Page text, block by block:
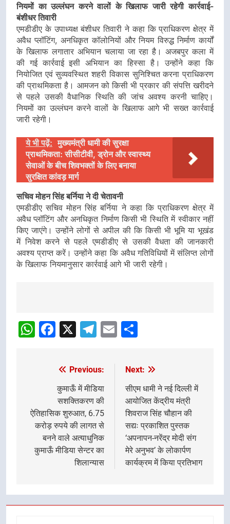
नियमों का उल्लंघन करने वालों के खिलाफ जारी रहेगी कार्रवाई-
बंशीधर तिवारी
एमडीडीए के उपाध्यक्ष बंशीधर तिवारी ने कहा कि प्राधिकरण क्षेत्र में
अवैध प्लॉटिंग, अनधिकृत कॉलोनियों और नियम विरुद्ध निर्माण कार्यों
के खिलाफ लगातार अभियान चलाया जा रहा है। अजबपुर कला में
की गई कार्रवाई इसी अभियान का हिस्सा है। उन्होंने कहा कि
नियोजित एवं सुव्यवस्थित शहरी विकास सुनिश्चित करना प्राधिकरण
की प्राथमिकता है। आमजन को किसी भी प्रकार की संपत्ति खरीदने
से पहले उसकी वैधानिक स्थिति की जांच अवश्य करनी चाहिए।
नियमों का उल्लंघन करने वालों के खिलाफ आगे भी सख्त कार्रवाई
जारी रहेगी।
ये भी पढ़ें: मुख्यमंत्री धामी की सुरक्षा
प्राथमिकता: सीसीटीवी, ड्रोन और स्वास्थ्य
सेवाओं के बीच शिवभक्तों के लिए बनाया
सुरक्षित कांवड़ मार्ग
सचिव मोहन सिंह बर्निया ने दी चेतावनी
एमडीडीए सचिव मोहन सिंह बर्निया ने कहा कि प्राधिकरण क्षेत्र में
अवैध प्लॉटिंग और अनधिकृत निर्माण किसी भी स्थिति में स्वीकार नहीं
किए जाएंगे। उन्होंने लोगों से अपील की कि किसी भी भूमि या भूखंड
में निवेश करने से पहले एमडीडीए से उसकी वैधता की जानकारी
अवश्य प्राप्त करें। उन्होंने कहा कि अवैध गतिविधियों में संलिप्त लोगों
के खिलाफ नियमानुसार कार्रवाई आगे भी जारी रहेगी।
navigation
WhatsApp
Facebook
X Telegram
Email
navigation
Previous:
कुमाऊँ में मीडिया
सशक्तिकरण की
ऐतिहासिक शुरुआत, 6.75
करोड़ रुपये की लागत से
बनने वाले अत्याधुनिक
कुमाऊँ मीडिया सेन्टर का
शिलान्यास
Next:
सीएम धामी ने नई दिल्ली में
आयोजित केंद्रीय मंत्री
शिवराज सिंह चौहान की
सद्यः प्रकाशित पुस्तक
‘अपनापन-नरेंद्र मोदी संग
मेरे अनुभव’ के लोकार्पण
कार्यक्रम में किया प्रतिभाग